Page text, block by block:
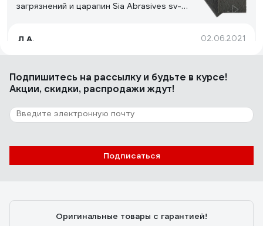
загрязнений и царапин Sia Abrasives sv-
Л А.
02.06.2021
Упаковка и цена. Свойства материала
1 отзыв
Отзыв о Губка шлифовальная (250 шт)
четырёхсторонняя, Р60, 100x68x25 мм,
Подпишитесь на рассылкуи будьте в курсе!
Акции, скидки, распродажи ждут!
Подписаться
Оригинальные товары с гарантией!